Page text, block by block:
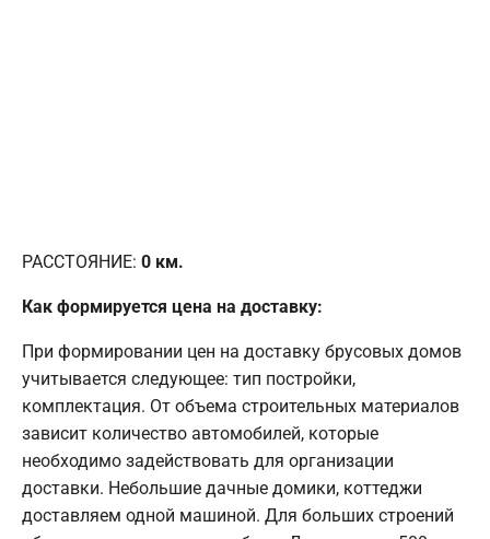
РАССТОЯНИЕ: 0 км.
Как формируется цена на доставку:
При формировании цен на доставку брусовых домов
учитывается следующее: тип постройки,
комплектация. От объема строительных материалов
зависит количество автомобилей, которые
необходимо задействовать для организации
доставки. Небольшие дачные домики, коттеджи
доставляем одной машиной. Для больших строений